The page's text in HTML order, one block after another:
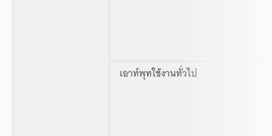
เอาท์พุทใช้งานทั่วไป